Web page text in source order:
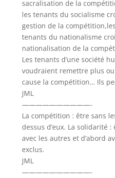
sacralisation de la
les tenants du socialisme
gestion de la compétition,les
tenants du nationalisme
nationalisation de la
Les tenants d’une société
voudraient remettre plus
cause la compétition… Ils
JML
——————————-
La compétition : être sans
dessus d’eux. La solidarité :
avec les autres et d’abord
exclus.
JML
——————————-